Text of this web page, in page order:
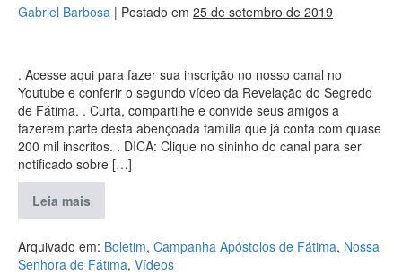
Gabriel Barbosa | Postado em 25 de setembro de 2019
. Acesse aqui para fazer sua inscrição no nosso canal no
Youtube e conferir o segundo vídeo da Revelação do Segredo
de Fátima. . Curta, compartilhe e convide seus amigos a
fazerem parte desta abençoada família que já conta com quase
200 mil inscritos. . DICA: Clique no sininho do canal para ser
notificado sobre […]
Leia mais
Arquivado em: Boletim, Campanha Apóstolos de Fátima, Nossa
Senhora de Fátima, Vídeos